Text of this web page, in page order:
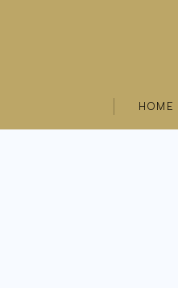
HOME